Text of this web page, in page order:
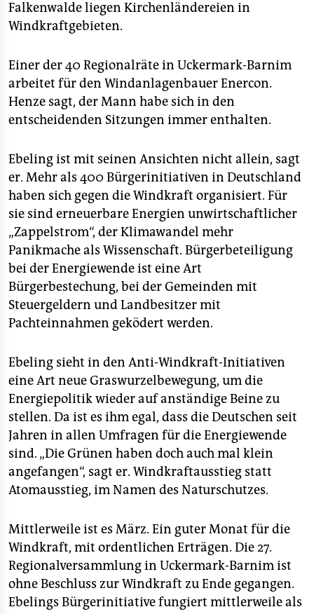
Falkenwalde liegen Kirchenländereien in
Windkraftgebieten.
Einer der 40 Regionalräte in Uckermark-Barnim
arbeitet für den Windanlagenbauer Enercon.
Henze sagt, der Mann habe sich in den
entscheidenden Sitzungen immer enthalten.
Ebeling ist mit seinen Ansichten nicht allein, sagt
er. Mehr als 400 Bürgerinitiativen in Deutschland
haben sich gegen die Windkraft organisiert. Für
sie sind erneuerbare Energien unwirtschaftlicher
„Zappelstrom“, der Klimawandel mehr
Panikmache als Wissenschaft. Bürgerbeteiligung
bei der Energiewende ist eine Art
Bürgerbestechung, bei der Gemeinden mit
Steuergeldern und Landbesitzer mit
Pachteinnahmen geködert werden.
Ebeling sieht in den Anti-Windkraft-Initiativen
eine Art neue Graswurzelbewegung, um die
Energiepolitik wieder auf anständige Beine zu
stellen. Da ist es ihm egal, dass die Deutschen seit
Jahren in allen Umfragen für die Energiewende
sind. „Die Grünen haben doch auch mal klein
angefangen“, sagt er. Windkraftausstieg statt
Atomausstieg, im Namen des Naturschutzes.
Mittlerweile ist es März. Ein guter Monat für die
Windkraft, mit ordentlichen Erträgen. Die 27.
Regionalversammlung in Uckermark-Barnim ist
ohne Beschluss zur Windkraft zu Ende gegangen.
Ebelings Bürgerinitiative fungiert mittlerweile als